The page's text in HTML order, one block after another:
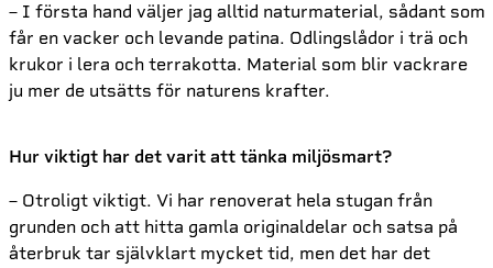
– I första hand väljer jag alltid naturmaterial, sådant som
får en vacker och levande patina. Odlingslådor i trä och
krukor i lera och terrakotta. Material som blir vackrare
ju mer de utsätts för naturens krafter.
Hur viktigt har det varit att tänka miljösmart?
– Otroligt viktigt. Vi har renoverat hela stugan från
grunden och att hitta gamla originaldelar och satsa på
återbruk tar självklart mycket tid, men det har det